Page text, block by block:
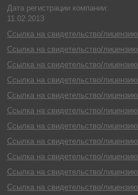
Дата регистрации компании:
11.02.2013
Ссылка на свидетельство/лицензию
Ссылка на свидетельство/лицензию
Ссылка на свидетельство/лицензию
Ссылка на свидетельство/лицензию
Ссылка на свидетельство/лицензию
Ссылка на свидетельство/лицензию
Ссылка на свидетельство/лицензию
Ссылка на свидетельство/лицензию
Ссылка на свидетельство/лицензию
Ссылка на свидетельство/лицензию
Ссылка на свидетельство/лицензию